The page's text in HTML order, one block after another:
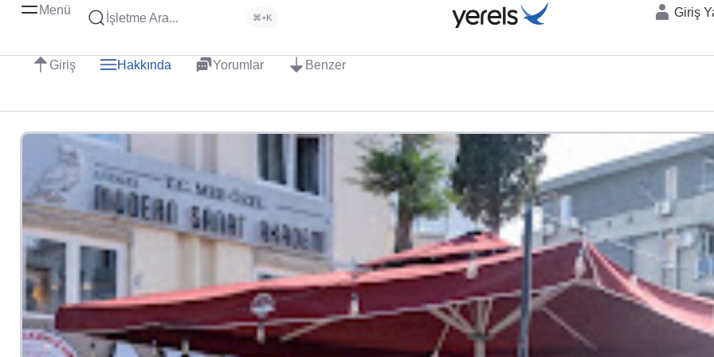
Menü
İşletme Ara... ⌘+K Giriş
Giriş Hakkında Yorumlar Benzer